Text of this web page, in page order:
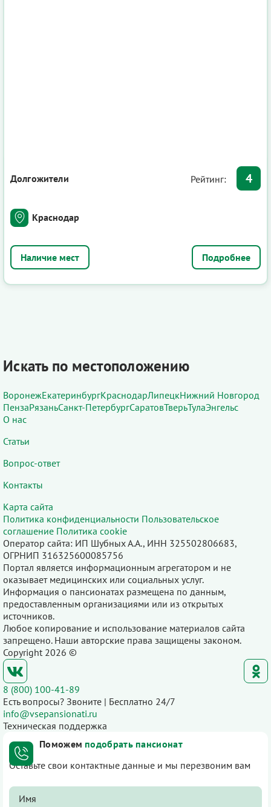
Долгожители Рейтинг: 4
Краснодар
Подробнее
Искать по местоположению
ВоронежЕкатеринбургКраснодарЛипецкНижний Новгород
ПензаРязаньСанкт-ПетербургСаратовТверьТулаЭнгельс
О нас
Статьи
Вопрос-ответ
Контакты
Карта сайта
Политика конфиденциальности Пользовательское
соглашение Политика cookie
Оператор сайта: ИП Шубных А.А., ИНН 325502806683,
ОГРНИП 316325600085756
Портал является информационным агрегатором и не
оказывает медицинских или социальных услуг.
Информация о пансионатах размещена по данным,
предоставленным организациями или из открытых
источников.
Любое копирование и использование материалов сайта
запрещено. Наши авторские права защищены законом.
Copyright 2026 ©
8 (800) 100-41-89
Есть вопросы? Звоните | Бесплатно 24/7
info@vsepansionati.ru
Техническая поддержка
Поможем подобрать пансионат
Оставьте свои контактные данные и мы перезвоним вам